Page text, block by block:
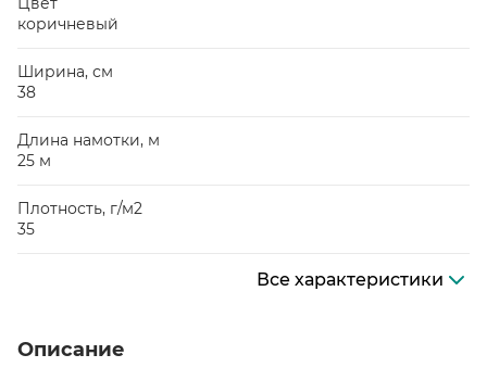
коричневый
Ширина, см
38
Длина намотки, м
25 м
Плотность, г/м2
35
Все характеристики
Описание